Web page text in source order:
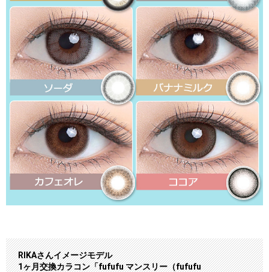
RIKAさんイメージモデル
1ヶ月交換カラコン「fufufu マンスリー（fufufu